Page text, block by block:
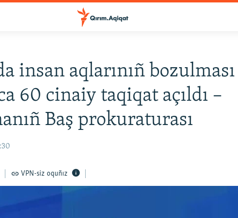
insan aqlarınıñ bozulması
60 cinaiy taqiqat açıldı –
Baş prokuraturası
VPN-siz oquñız